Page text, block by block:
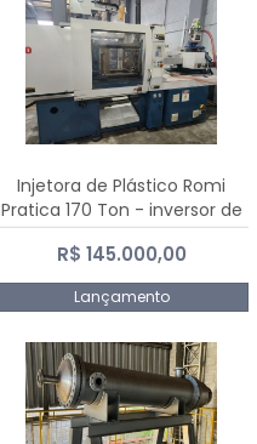
Injetora de Plástico Romi
Pratica 170 Ton - inversor de
frequência NR 12
R$ 145.000,00
Lançamento